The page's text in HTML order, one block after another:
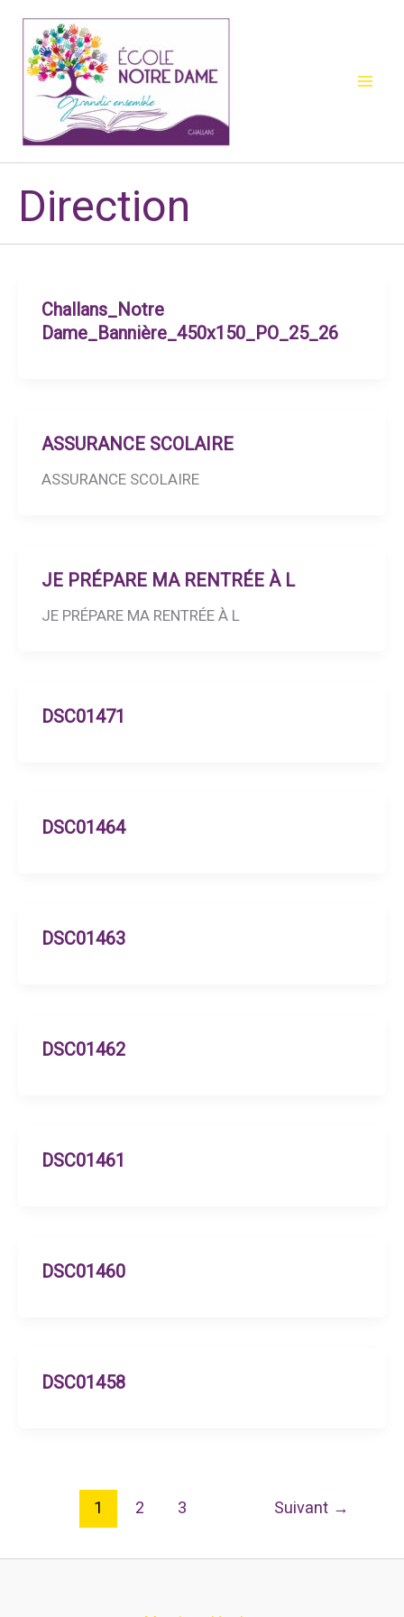
contenu
Direction
Challans_Notre
Dame_Bannière_450x150_PO_25_26
ASSURANCE SCOLAIRE
ASSURANCE SCOLAIRE
JE PRÉPARE MA RENTRÉE À L
JE PRÉPARE MA RENTRÉE À L
DSC01471
DSC01464
DSC01463
DSC01462
DSC01461
DSC01460
DSC01458
1 2 3 Suivant →